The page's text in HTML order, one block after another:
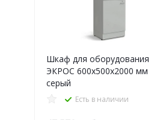
Шкаф для оборудования
ЭКРОС 600х500х2000 мм
серый
Есть в наличии